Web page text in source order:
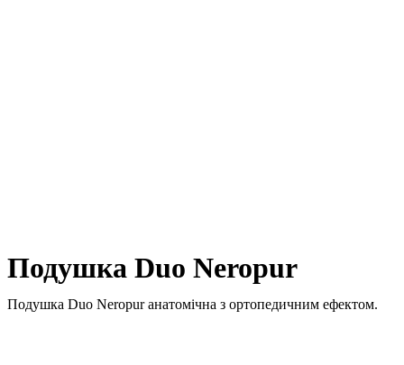
Подушка Duo Neropur
Подушка Duo Neropur анатомічна з ортопедичним ефектом.